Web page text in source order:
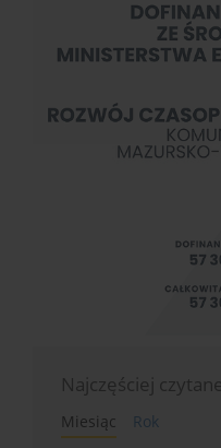
Najczęściej czytane
Miesiąc
Rok